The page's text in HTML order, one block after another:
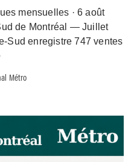
mensuelles · 6 août
de Montréal — Juillet
Sud enregistre 747 ventes
Métro